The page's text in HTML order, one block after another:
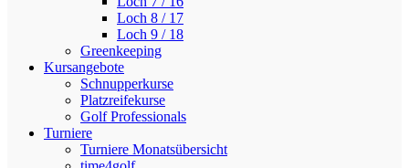
Loch 8 / 17
Loch 9 / 18
Greenkeeping
Kursangebote
Schnupperkurse
Platzreifekurse
Golf Professionals
Turniere
Turniere Monatsübersicht